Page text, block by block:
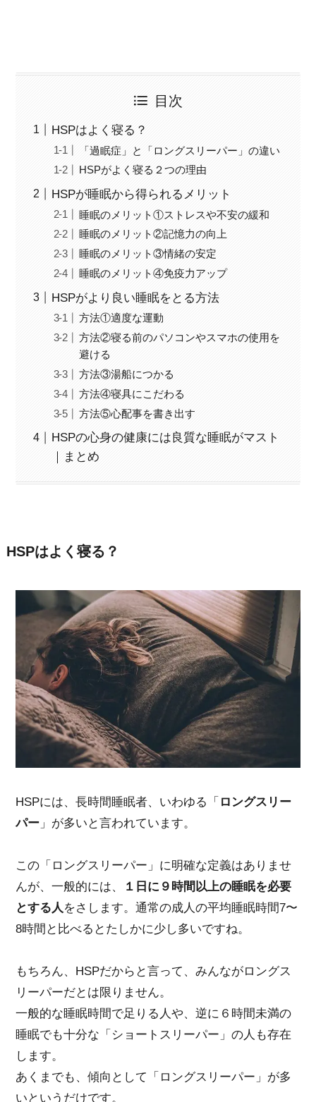
目次
HSPはよく寝る？
「過眠症」と「ロングスリーパー」の違い
HSPがよく寝る２つの理由
HSPが睡眠から得られるメリット
睡眠のメリット①ストレスや不安の緩和
睡眠のメリット②記憶力の向上
睡眠のメリット③情緒の安定
睡眠のメリット④免疫力アップ
HSPがより良い睡眠をとる方法
方法①適度な運動
方法②寝る前のパソコンやスマホの使用を
避ける
方法③湯船につかる
方法④寝具にこだわる
方法⑤心配事を書き出す
HSPの心身の健康には良質な睡眠がマスト
｜まとめ
HSPはよく寝る？
HSPには、長時間睡眠者、いわゆる「 ロングスリー
パー 」が多いと言われています。
この「ロングスリーパー」に明確な定義はありませ
んが、一般的には、
１日に９時間以上の睡眠を必要
とする人をさします。通常の成人の平均睡眠時間7〜
8時間と比べるとたしかに少し多いですね。
もちろん、HSPだからと言って、みんながロングス
リーパーだとは限りません。
一般的な睡眠時間で足りる人や、逆に６時間未満の
睡眠でも十分な「ショートスリーパー」の人も存在
します。
あくまでも、傾向として「ロングスリーパー」が多
いというだけです。